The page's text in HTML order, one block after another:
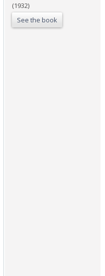
(1932)
See the book